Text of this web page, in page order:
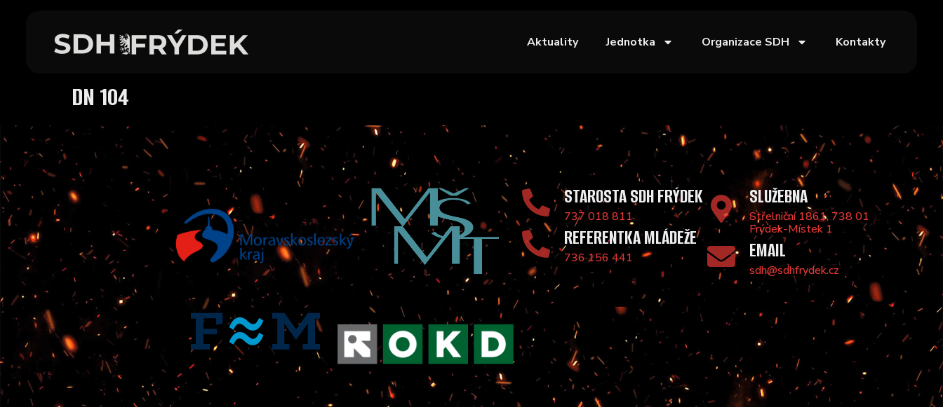
Aktuality Jednotka Organizace SDH Kontakty
DN 104
SLUŽEBNA
Střelniční 1861, 738 01
Frýdek-Místek 1
EMAIL
sdh@sdhfrydek.cz
STAROSTA SDH FRÝDEK
737 018 811
REFERENTKA MLÁDEŽE
736 156 441